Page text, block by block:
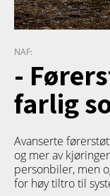
NAF:
-
farlig
Avanserte
og mer av
personbiler, men
for høy tiltro til